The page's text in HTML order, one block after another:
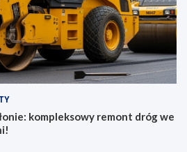
kompleksowy remont dróg we